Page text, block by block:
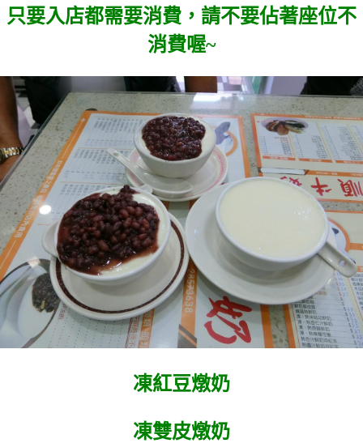
只要入店都需要消費，請不要佔著座位不
消費喔~
凍紅豆燉奶
凍雙皮燉奶